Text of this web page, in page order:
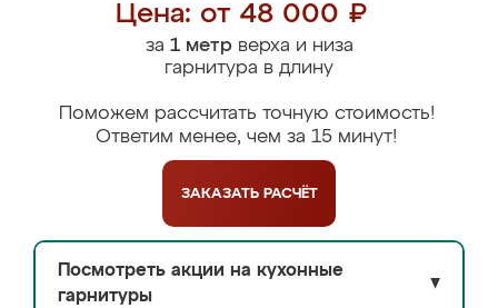
Цена: от 48 000 ₽
за 1 метрверха и низа
гарнитура в длину
Поможем рассчитать точную стоимость!
Ответим менее, чем за 15 минут!
ЗАКАЗАТЬ РАСЧЁТ
Посмотреть акции на кухонные
гарнитуры
▼